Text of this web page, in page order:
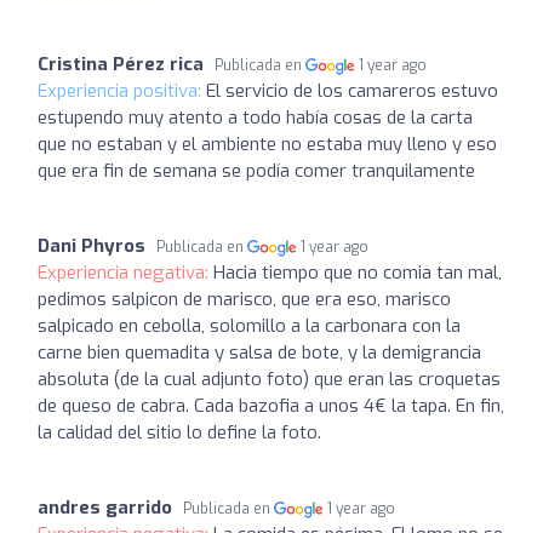
Cristina Pérez rica Publicada en 1 year ago
Experiencia positiva: El servicio de los camareros estuvo
estupendo muy atento a todo había cosas de la carta
que no estaban y el ambiente no estaba muy lleno y eso
que era fin de semana se podía comer tranquilamente
Dani Phyros Publicada en 1 year ago
Experiencia negativa: Hacia tiempo que no comia tan mal,
pedimos salpicon de marisco, que era eso, marisco
salpicado en cebolla, solomillo a la carbonara con la
carne bien quemadita y salsa de bote, y la demigrancia
absoluta (de la cual adjunto foto) que eran las croquetas
de queso de cabra. Cada bazofia a unos 4€ la tapa. En fin,
la calidad del sitio lo define la foto.
andres garrido Publicada en 1 year ago